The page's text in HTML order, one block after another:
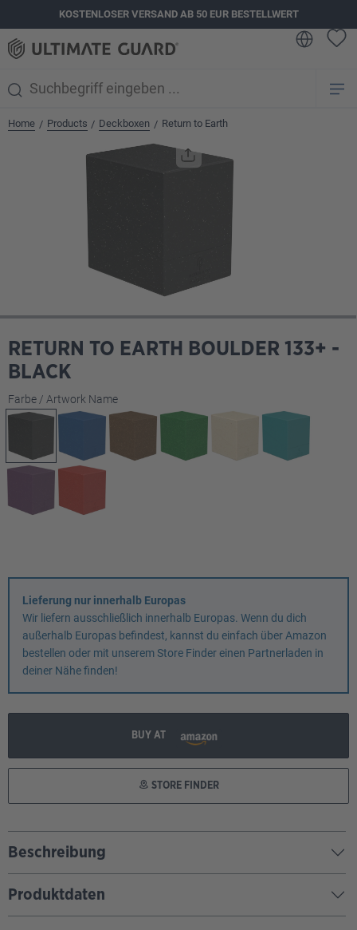
springenKOSTENLOSER VERSAND AB 50 EUR BESTELLWERT
Home / Products / Deckboxen / Return to Earth
Bildergalerie überspringen
RETURN TO EARTH BOULDER 133+ -
BLACK
Farbe / Artwork Nameauswählen
Lieferung nur innerhalb Europas
Wir liefern ausschließlich innerhalb Europas. Wenn du dich
außerhalb Europas befindest, kannst du einfach über Amazon
bestellen oder mit unserem Store Finder einen Partnerladen in
deiner Nähe finden!
BUY AT
STORE FINDER
Beschreibung
Produktdaten